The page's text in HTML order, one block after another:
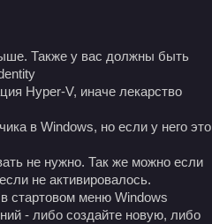
Также у вас должны быть
Hyper-V, иначе лекарство
в Windows, но если у него это
не нужно. Так же можно если
не активировалось.
стартовом меню Windows
- либо создайте новую, либо